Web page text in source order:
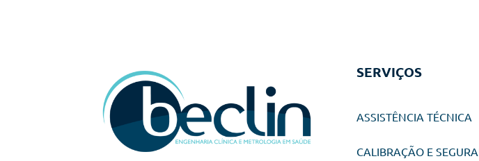
SERVIÇOS
ASSISTÊNCIA TÉCNICA
CALIBRAÇÃO E